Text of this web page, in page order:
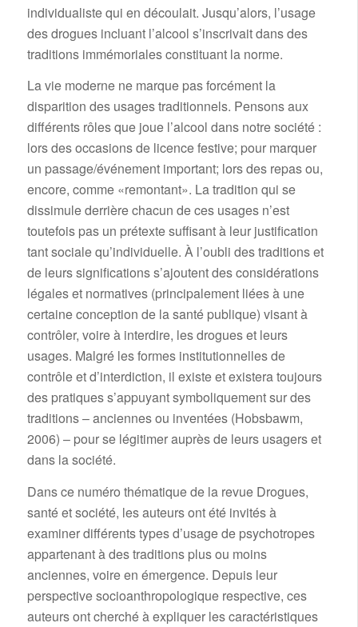
individualiste qui en découlait. Jusqu’alors, l’usage
des drogues incluant l’alcool s’inscrivait dans des
traditions immémoriales constituant la norme.
La vie moderne ne marque pas forcément la
disparition des usages traditionnels. Pensons aux
différents rôles que joue l’alcool dans notre société :
lors des occasions de licence festive; pour marquer
un passage/événement important; lors des repas ou,
encore, comme «remontant». La tradition qui se
dissimule derrière chacun de ces usages n’est
toutefois pas un prétexte suffisant à leur justification
tant sociale qu’individuelle. À l’oubli des traditions et
de leurs significations s’ajoutent des considérations
légales et normatives (principalement liées à une
certaine conception de la santé publique) visant à
contrôler, voire à interdire, les drogues et leurs
usages. Malgré les formes institutionnelles de
contrôle et d’interdiction, il existe et existera toujours
des pratiques s’appuyant symboliquement sur des
traditions – anciennes ou inventées (Hobsbawm,
2006) – pour se légitimer auprès de leurs usagers et
dans la société.
Dans ce numéro thématique de la revue Drogues,
santé et société, les auteurs ont été invités à
examiner différents types d’usage de psychotropes
appartenant à des traditions plus ou moins
anciennes, voire en émergence. Depuis leur
perspective socioanthropologique respective, ces
auteurs ont cherché à expliquer les caractéristiques